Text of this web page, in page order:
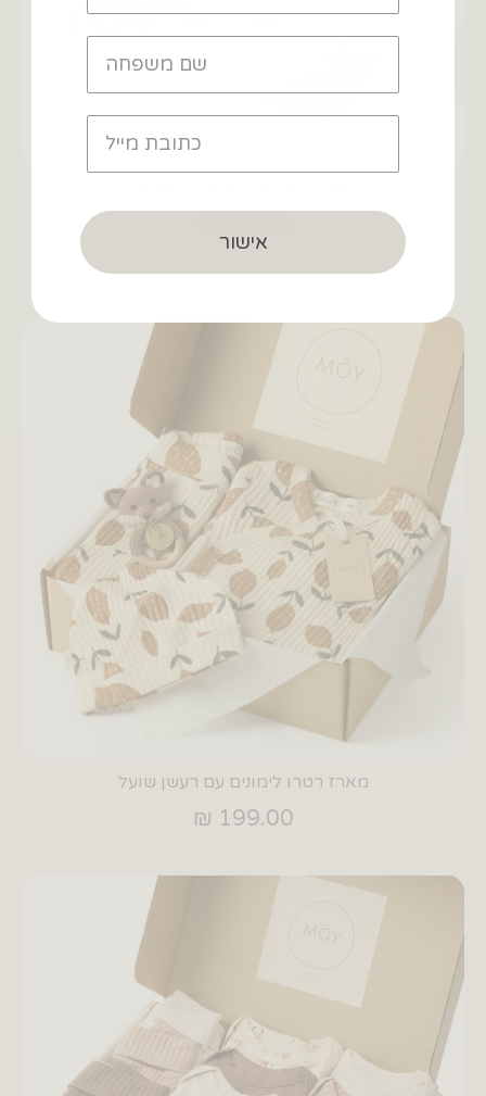
מארז רטרו לימונים עם רעשן שועל
199.00 ₪
אישור